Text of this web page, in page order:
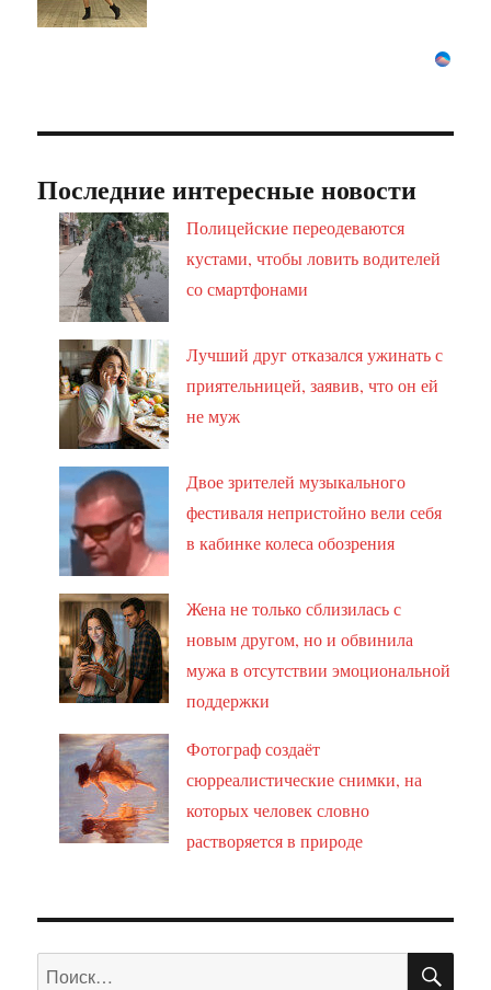
Последние интересные новости
Полицейские переодеваются
кустами, чтобы ловить водителей
со смартфонами
Лучший друг отказался ужинать с
приятельницей, заявив, что он ей
не муж
Двое зрителей музыкального
фестиваля непристойно вели себя
в кабинке колеса обозрения
Жена не только сблизилась с
новым другом, но и обвинила
мужа в отсутствии эмоциональной
поддержки
Фотограф создаёт
сюрреалистические снимки, на
которых человек словно
растворяется в природе
Искать: